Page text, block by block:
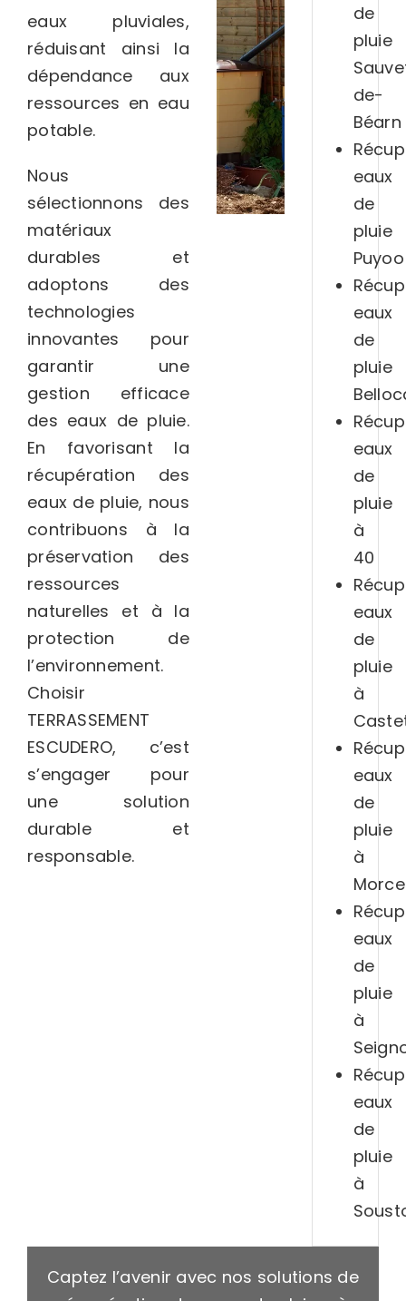
eaux pluviales,
réduisant ainsi la
dépendance aux
ressources en eau
potable.
Nous
sélectionnons des
matériaux
durables et
adoptons des
technologies
innovantes pour
garantir une
gestion efficace
des eaux de pluie.
En favorisant la
récupération des
eaux de pluie, nous
contribuons à la
préservation des
ressources
naturelles et à la
protection de
l’environnement.
Choisir
TERRASSEMENT
ESCUDERO, c’est
s’engager pour
une solution
durable et
responsable.
de
pluie
de-
Béarn
eaux
de
pluie
Puyoo
eaux
de
pluie
eaux
de
pluie
à
40
eaux
de
pluie
à
eaux
de
pluie
à
eaux
de
pluie
à
eaux
de
pluie
à
Captez l’avenir avec nos solutions de